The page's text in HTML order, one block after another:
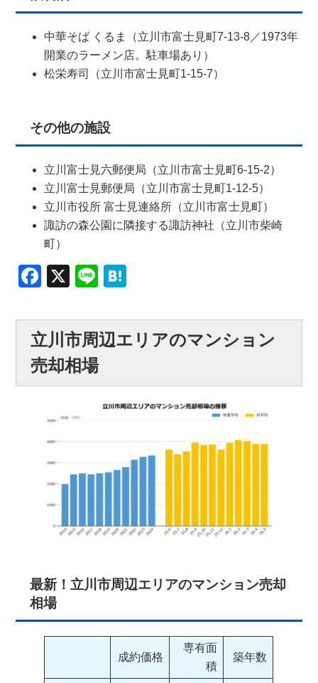
中華そば くるま（立川市富士見町7-13-8／1973年
開業のラーメン店。駐車場あり）
松栄寿司（立川市富士見町1-15-7）
その他の施設
立川富士見六郵便局（立川市富士見町6-15-2）
立川富士見郵便局（立川市富士見町1-12-5）
立川市役所 富士見連絡所（立川市富士見町）
諏訪の森公園に隣接する諏訪神社（立川市柴崎
町）
Facebook
X Line
立川市周辺エリアのマンション
売却相場
最新！立川市周辺エリアのマンション売却
相場
成約価格
専有面
積
築年数